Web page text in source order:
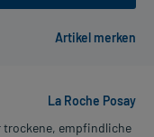
La Roche Posay
trockene, empfindliche